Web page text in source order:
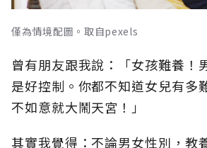
僅為情境配圖。取自pexels
曾有朋友跟我說：「女孩難養！
是好控制。你都不知道女兒有多
不如意就大鬧天宮！」
其實我覺得：不論男女性別，教